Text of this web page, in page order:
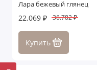
Лара бежевый глянец
22.069 ₽ 36.782 ₽
Купить